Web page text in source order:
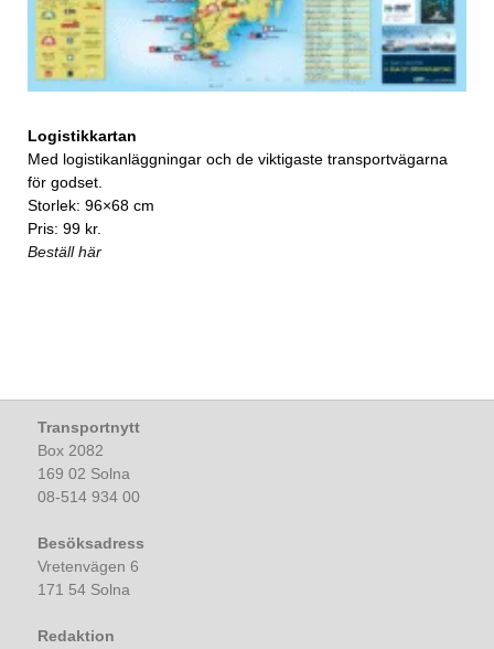
Logistikkartan
Med logistikanläggningar och de viktigaste transportvägarna
för godset.
Storlek: 96×68 cm
Pris: 99 kr.
Beställ här
Transportnytt
Box 2082
169 02 Solna
08-514 934 00
Besöksadress
Vretenvägen 6
171 54 Solna
Redaktion